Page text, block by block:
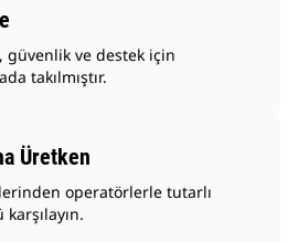
güvenlik ve destek için
takılmıştır.
Üretken
operatörlerle tutarlı